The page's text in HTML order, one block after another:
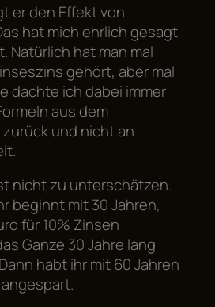
er den Effekt von
hat mich ehrlich gesagt
Natürlich hat man mal
gehört, aber mal
dachte ich dabei immer
aus dem
und nicht an
nicht zu unterschätzen.
beginnt mit 30 Jahren,
für 10% Zinsen
Ganze 30 Jahre lang
habt ihr mit 60 Jahren